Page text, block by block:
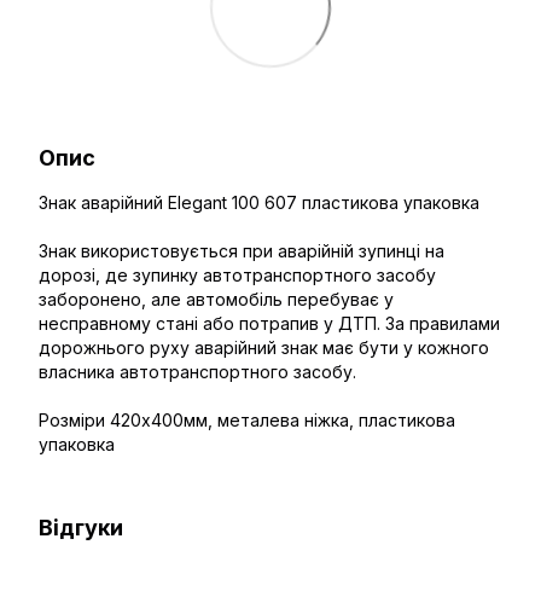
Опис
Знак аварійний Elegant 100 607 пластикова упаковка
Знак використовується при аварійній зупинці на
дорозі, де зупинку автотранспортного засобу
заборонено, але автомобіль перебуває у
несправному стані або потрапив у ДТП. За правилами
дорожнього руху аварійний знак має бути у кожного
власника автотранспортного засобу.
Розміри 420x400мм, металева ніжка, пластикова
упаковка
Відгуки